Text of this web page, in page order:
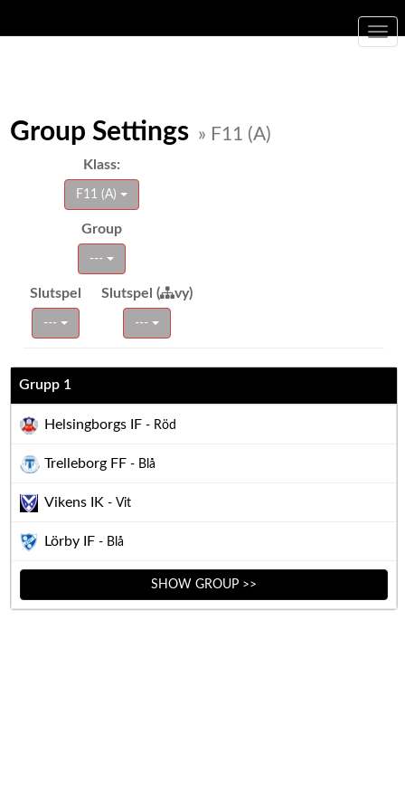
Group Settings » F11 (A)
Klass:
F11 (A)
Group
---
Slutspel Slutspel ( vy)
--- ---
Grupp 1
Helsingborgs IF - Röd
Trelleborg FF - Blå
Vikens IK - Vit
Lörby IF - Blå
SHOW GROUP >>